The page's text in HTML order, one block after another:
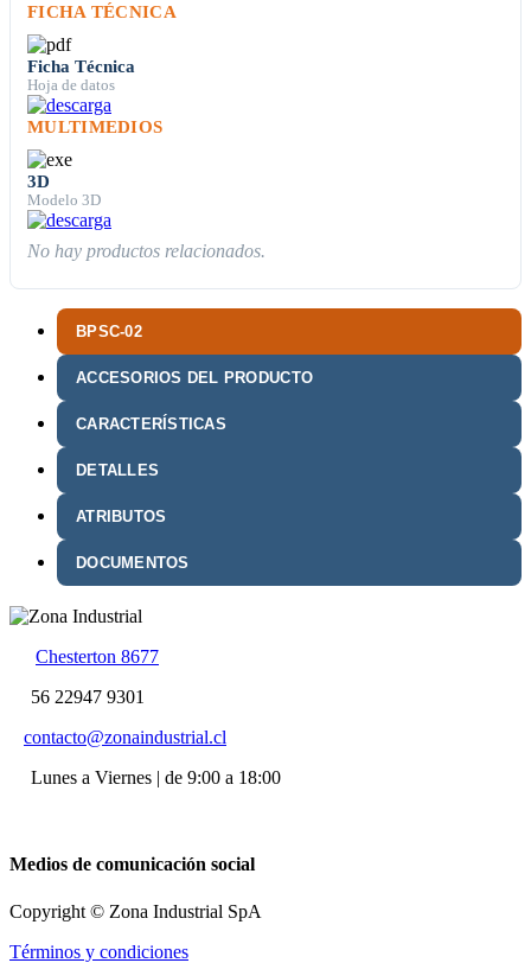
BPSC-02
ACCESORIOS DEL PRODUCTO
CARACTERÍSTICAS
DETALLES
ATRIBUTOS
DOCUMENTOS
FICHA TÉCNICA
Ficha Técnica
Hoja de datos
MULTIMEDIOS
3D
Modelo 3D
No hay productos relacionados.
Chesterton 8677
56 22947 9301
contacto@zonaindustrial.cl
Lunes a Viernes | de 9:00 a 18:00
Medios de comunicación social
Copyright © Zona Industrial SpA
Términos y condiciones